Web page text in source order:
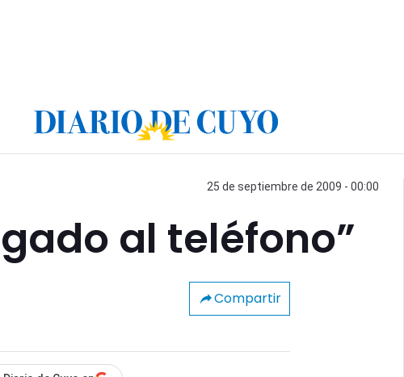
25 de septiembre de 2009 - 00:00
al teléfono”
Compartir